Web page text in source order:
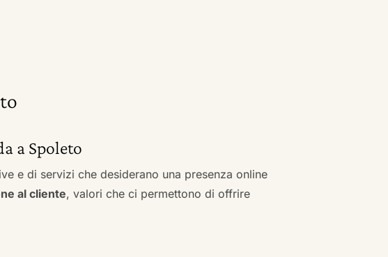
a Spoleto
e di servizi che desiderano una presenza online
al cliente, valori che ci permettono di offrire